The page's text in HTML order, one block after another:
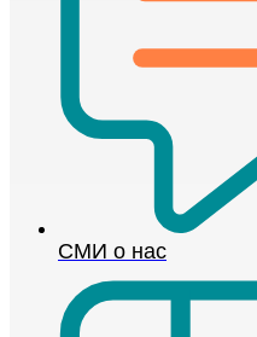
СМИ о нас